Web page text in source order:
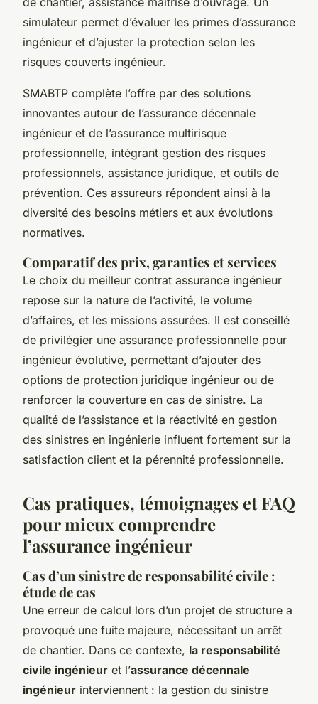
simulateur permet d’évaluer les primes d’assurance
ingénieur et d’ajuster la protection selon les
risques couverts ingénieur.
SMABTP complète l’offre par des solutions
innovantes autour de l’assurance décennale
ingénieur et de l’assurance multirisque
professionnelle, intégrant gestion des risques
professionnels, assistance juridique, et outils de
prévention. Ces assureurs répondent ainsi à la
diversité des besoins métiers et aux évolutions
normatives.
Comparatif des prix, garanties et services
Le choix du meilleur contrat assurance ingénieur
repose sur la nature de l’activité, le volume
d’affaires, et les missions assurées. Il est conseillé
de privilégier une assurance professionnelle pour
ingénieur évolutive, permettant d’ajouter des
options de protection juridique ingénieur ou de
renforcer la couverture en cas de sinistre. La
qualité de l’assistance et la réactivité en gestion
des sinistres en ingénierie influent fortement sur la
satisfaction client et la pérennité professionnelle.
Cas pratiques, témoignages et FAQ
pour mieux comprendre
l’assurance ingénieur
Cas d’un sinistre de responsabilité civile :
étude de cas
Une erreur de calcul lors d’un projet de structure a
provoqué une fuite majeure, nécessitant un arrêt
de chantier. Dans ce contexte, la responsabilité
civile ingénieur et l’assurance décennale
ingénieur interviennent : la gestion du sinistre